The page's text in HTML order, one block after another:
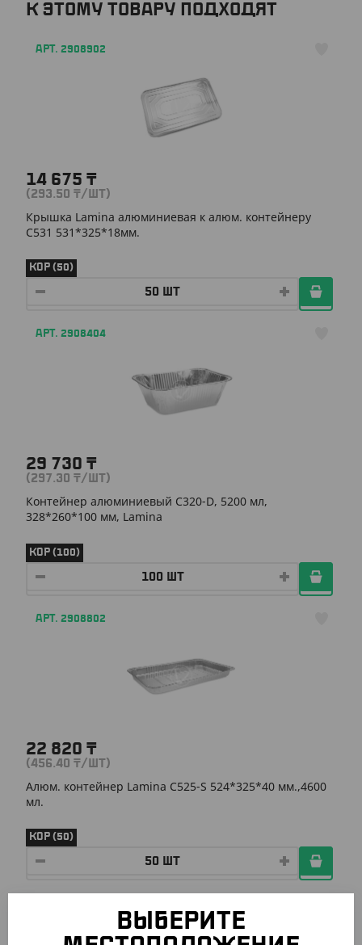
К ЭТОМУ ТОВАРУ ПОДХОДЯТ
АРТ. 2908902
14 675 ₸
(293.50 ₸/ШТ)
Крышка Lamina алюминиевая к алюм. контейнеру
С531 531*325*18мм.
КОР (50)
АРТ. 2908404
29 730 ₸
(297.30 ₸/ШТ)
Контейнер алюминиевый С320-D, 5200 мл,
328*260*100 мм, Lamina
КОР (100)
АРТ. 2908802
22 820 ₸
(456.40 ₸/ШТ)
Алюм. контейнер Lamina C525-S 524*325*40 мм.,4600
мл.
КОР (50)
ВЫБЕРИТЕ